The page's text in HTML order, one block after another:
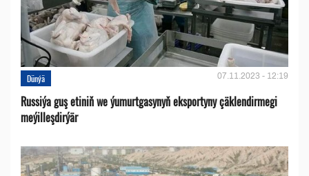
Dünýä 07.11.2023 - 12:19
Russiýa guş etiniň we ýumurtgasynyň eksportyny çäklendirmegi
meýilleşdirýär